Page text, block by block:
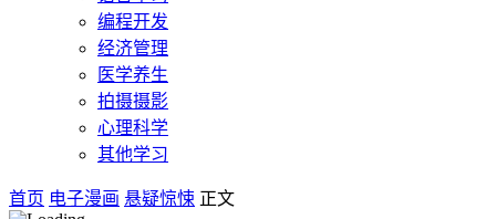
编程开发
经济管理
医学养生
拍摄摄影
心理科学
其他学习
首页 电子漫画 悬疑惊悚 正文